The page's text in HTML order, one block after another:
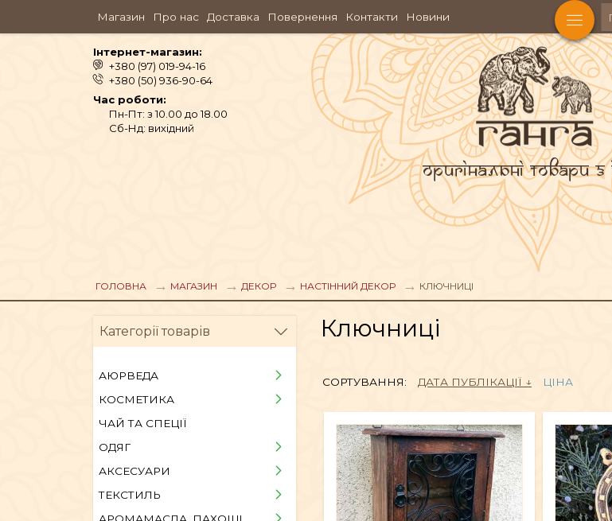
Магазин Про нас Доставка Повернення Контакти Новини
Інтернет-магазин:
+380 (97) 019-94-16
+380 (50) 936-90-64
Час роботи:
Пн-Пт: з 10.00 до 18.00
Сб-Нд: вихідний
Оригінальні товари з
АЮРВЕДА
АРОМАМАСЛА, ПАХОЩІ ФІГУРИ БОЖЕСТВ
ПОСУД ДЕКОР
ГОЛОВНА МАГАЗИН ДЕКОР НАСТІННИЙ ДЕКОР КЛЮЧНИЦІ
Категорії товарів
АЮРВЕДА
КОСМЕТИКА
ЧАЙ ТА СПЕЦІЇ
ОДЯГ
АКСЕСУАРИ
ТЕКСТИЛЬ
АРОМАМАСЛА, ПАХОЩІ
Ключниці
СОРТУВАННЯ: ДАТА ПУБЛІКАЦІЇ ЦІНА